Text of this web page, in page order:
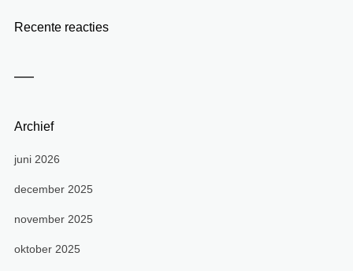
Recente reacties
Archief
juni 2026
december 2025
november 2025
oktober 2025